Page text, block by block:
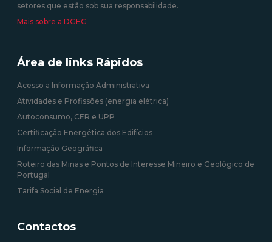
setores que estão sob sua responsabilidade.
Mais sobre a DGEG
Área de links Rápidos
Acesso a Informação Administrativa
Atividades e Profissões (energia elétrica)
Autoconsumo, CER e UPP
Certificação Energética dos Edifícios
Informação Geográfica
Roteiro das Minas e Pontos de Interesse Mineiro e Geológico de
Portugal
Tarifa Social de Energia
Contactos